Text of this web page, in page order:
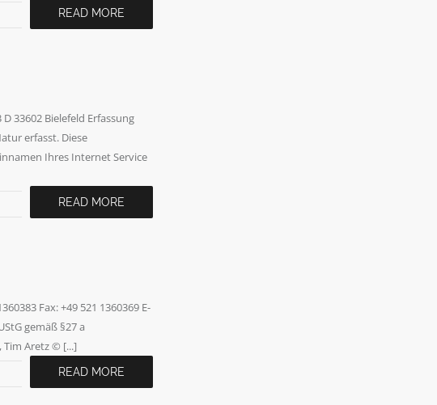
READ MORE
33602 Bielefeld Erfassung
erfasst. Diese
Ihres Internet Service
READ MORE
Fax: +49 521 1360369 E-
gemäß §27 a
Tim Aretz © [...]
READ MORE